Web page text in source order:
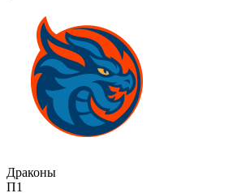
Драконы
П1